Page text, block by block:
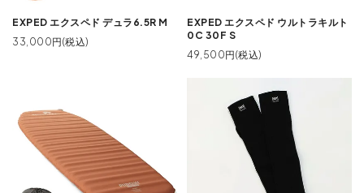
EXPED エクスペド デュラ6.5R M
33,000円(税込)
EXPED エクスペド ウルトラキルト
0C 30F S
49,500円(税込)